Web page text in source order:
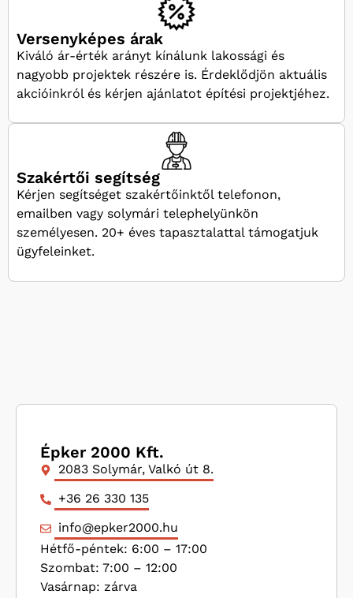
Versenyképes árak
Kiváló ár-érték arányt kínálunk lakossági és
nagyobb projektek részére is. Érdeklődjön aktuális
akcióinkról és kérjen ajánlatot építési projektjéhez.
Szakértői segítség
Kérjen segítséget szakértőinktől telefonon,
emailben vagy solymári telephelyünkön
személyesen. 20+ éves tapasztalattal támogatjuk
ügyfeleinket.
Épker 2000 Kft.
2083 Solymár, Valkó út 8.
+36 26 330 135
info@epker2000.hu
Hétfő-péntek: 6:00 – 17:00
Szombat: 7:00 – 12:00
Vasárnap: zárva